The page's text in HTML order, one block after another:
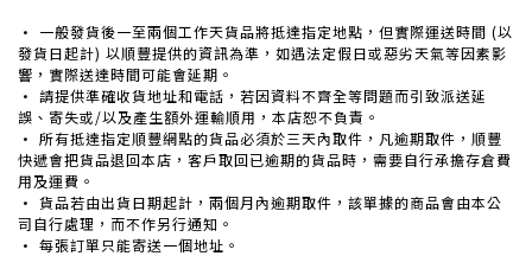
· 一般發貨後一至兩個工作天貨品將抵達指定地點，但實際運送時間 (以
發貨日起計) 以順豐提供的資訊為準，如遇法定假日或惡劣天氣等因素影
響，實際送達時間可能會延期。
· 請提供準確收貨地址和電話，若因資料不齊全等問題而引致派送延
誤、寄失或/以及產生額外運輸順用，本店恕不負責。
· 所有抵達指定順豐網點的貨品必須於三天內取件，凡逾期取件，順豐
快遞會把貨品退回本店，客戶取回已逾期的貨品時，需要自行承擔存倉費
用及運費。
· 貨品若由出貨日期起計，兩個月內逾期取件，該單據的商品會由本公
司自行處理，而不作另行通知。
· 每張訂單只能寄送一個地址。